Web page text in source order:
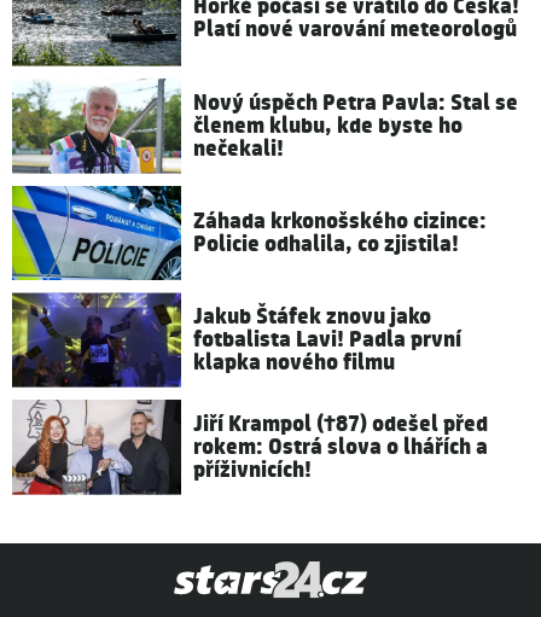
Horké počasí se vrátilo do Česka!
Platí nové varování meteorologů
Nový úspěch Petra Pavla: Stal se
členem klubu, kde byste ho
nečekali!
Záhada krkonošského cizince:
Policie odhalila, co zjistila!
Jakub Štáfek znovu jako
fotbalista Lavi! Padla první
klapka nového filmu
Jiří Krampol (†87) odešel před
rokem: Ostrá slova o lhářích a
příživnicích!